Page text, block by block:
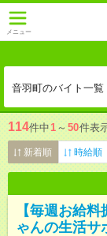
メニュー
音羽町のバイト一覧
114件中1 ～ 50件表
新着順 時給順
【毎週お給
ゃんの生活サ